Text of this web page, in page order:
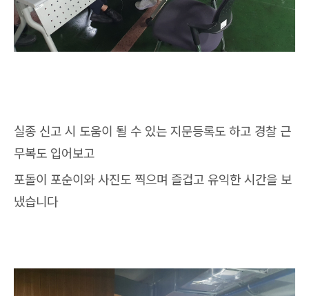
실종 신고 시 도움이 될 수 있는 지문등록도 하고 경찰 근
무복도 입어보고
포돌이 포순이와 사진도 찍으며 즐겁고 유익한 시간을 보
냈습니다